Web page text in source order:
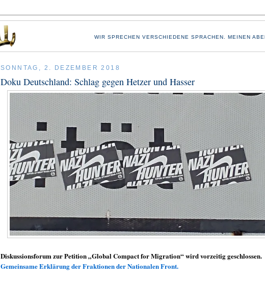
WIR SPRECHEN VERSCHIEDENE SPRACHEN. MEINEN
SONNTAG, 2. DEZEMBER 2018
Doku Deutschland: Schlag gegen Hetzer und Hasser
Diskussionsforum zur Petition „Global Compact for Migration“ wird vorzeitig geschlossen.
Gemeinsame Erklärung der Fraktionen der Nationalen Front.